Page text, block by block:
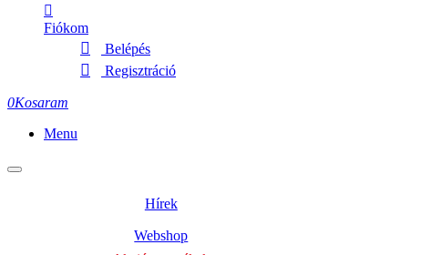
Fiókom
Belépés
Regisztráció
0Kosaram
Menu
Hírek
Webshop